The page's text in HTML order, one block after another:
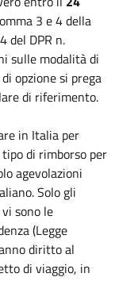
3 e 4 della
del DPR n.
sulle modalità di
opzione si prega
di riferimento.
in Italia per
di rimborso per
agevolazioni
Solo gli
sono le
(Legge
diritto al
di viaggio, in